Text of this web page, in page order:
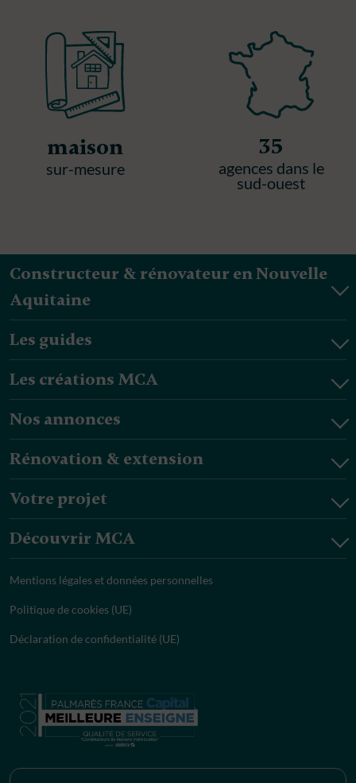
maison
sur-mesure
35
agences dans le
sud-ouest
Constructeur & rénovateur en Nouvelle
Aquitaine
Les guides
Les créations MCA
Nos annonces
Rénovation & extension
Votre projet
Découvrir MCA
Mentions légales et données personnelles
Politique de cookies (UE)
Déclaration de confidentialité (UE)